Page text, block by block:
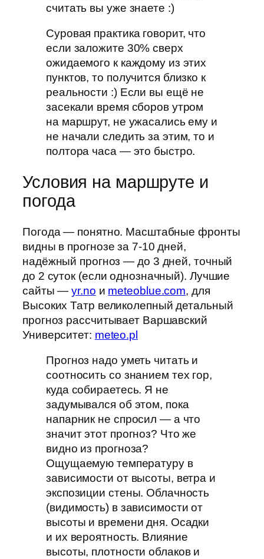
считать вы уже знаете :)
Суровая практика говорит, что
если заложите 30% сверх
ожидаемого к каждому из этих
пунктов, то получится близко к
реальности :) Если вы ещё не
засекали время сборов утром
на маршрут, не ужасались ему и
не начали следить за этим, то и
полтора часа — это быстро.
Условия на маршруте и
погода
Погода — понятно. Масштабные фронты
видны в прогнозе за 7-10 дней,
надёжный прогноз — до 3 дней, точный
до 2 суток (если однозначный). Лучшие
сайты —yr.no и meteoblue.com, для
Высоких Татр великолепный детальный
прогноз рассчитывает Варшавский
Университет: meteo.pl
Прогноз надо уметь читать и
соотносить со знанием тех гор,
куда собираетесь. Я не
задумывался об этом, пока
напарник не спросил — а что
значит этот прогноз? Что же
видно из прогноза?
Ощущаемую температуру в
зависимости от высоты, ветра и
экспозиции стены. Облачность
(видимость) в зависимости от
высоты и времени дня. Осадки
и их вероятность. Влияние
высоты, плотности облаков и